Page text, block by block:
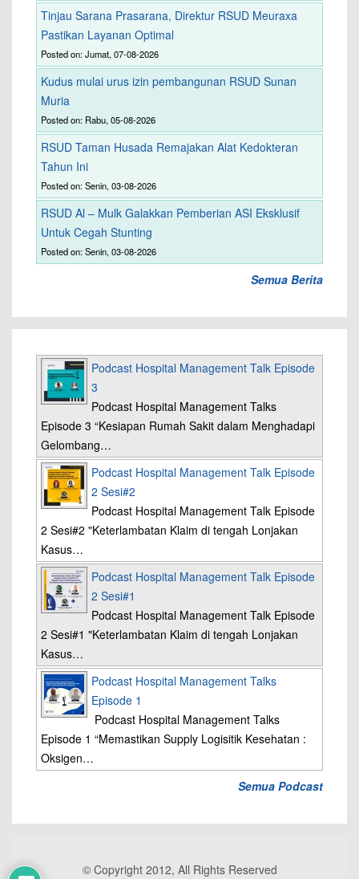
Tinjau Sarana Prasarana, Direktur RSUD Meuraxa
Pastikan Layanan Optimal
Posted on: Jumat, 07-08-2026
Kudus mulai urus izin pembangunan RSUD Sunan
Muria
Posted on: Rabu, 05-08-2026
RSUD Taman Husada Remajakan Alat Kedokteran
Tahun Ini
Posted on: Senin, 03-08-2026
RSUD Al – Mulk Galakkan Pemberian ASI Eksklusif
Untuk Cegah Stunting
Posted on: Senin, 03-08-2026
Semua Berita
Podcast Hospital Management Talk Episode
3
Podcast Hospital Management Talks
Episode 3 “Kesiapan Rumah Sakit dalam Menghadapi
Gelombang…
Podcast Hospital Management Talk Episode
2 Sesi#2
Podcast Hospital Management Talk Episode
2 Sesi#2 "Keterlambatan Klaim di tengah Lonjakan
Kasus…
Podcast Hospital Management Talk Episode
2 Sesi#1
Podcast Hospital Management Talk Episode
2 Sesi#1 "Keterlambatan Klaim di tengah Lonjakan
Kasus…
Podcast Hospital Management Talks
Episode 1
Podcast Hospital Management Talks
Episode 1 “Memastikan Supply Logisitik Kesehatan :
Oksigen…
Semua Podcast
© Copyright 2012, All Rights Reserved